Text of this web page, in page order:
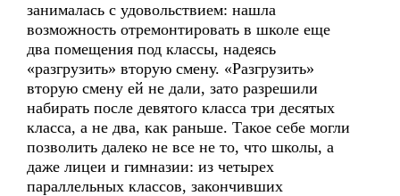
занималась с удовольствием: нашла
возможность отремонтировать в школе еще
два помещения под классы, надеясь
«разгрузить» вторую смену. «Разгрузить»
вторую смену ей не дали, зато разрешили
набирать после девятого класса три десятых
класса, а не два, как раньше. Такое себе могли
позволить далеко не все не то, что школы, а
даже лицеи и гимназии: из четырех
параллельных классов, закончивших